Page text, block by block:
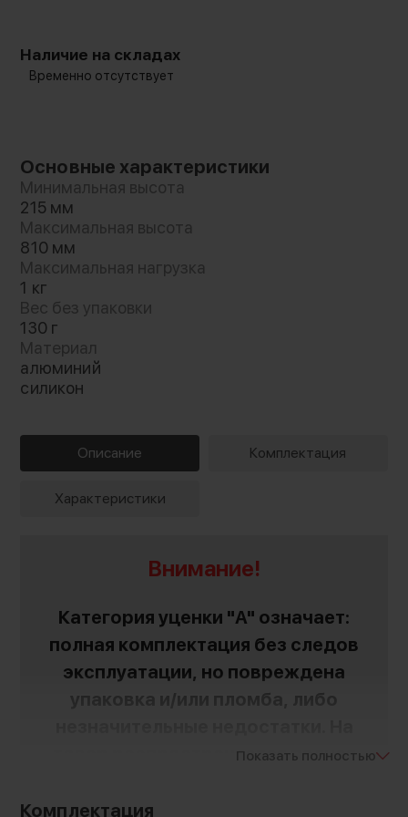
Наличие на складах
Временно отсутствует
Основные характеристики
Минимальная высота
215 мм
Максимальная высота
810 мм
Максимальная нагрузка
1 кг
Вес без упаковки
130 г
Материал
алюминий
силикон
Описание Комплектация
Характеристики
Внимание!
Категория уценки "A" означает:
полная комплектация без следов
эксплуатации, но повреждена
упаковка и/или пломба, либо
товар распространяется полная
характеристике. Детали уточняйте
Показать полностью
Комплектация